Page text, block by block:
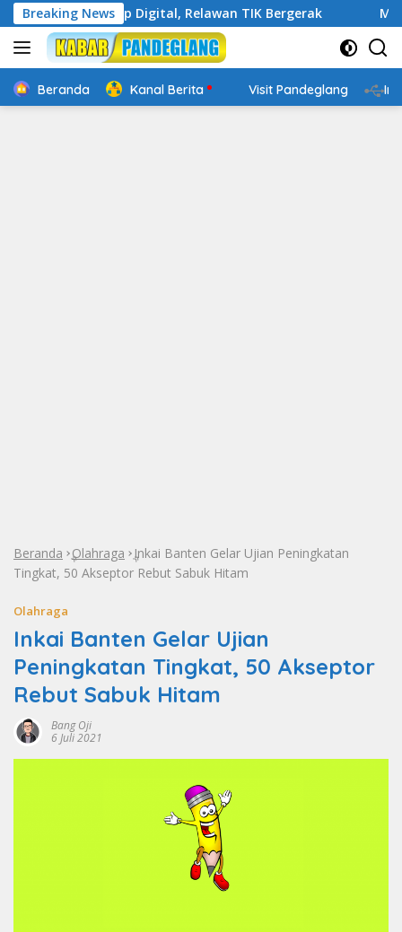
Langsung
ke
konten
Breaking News
Cakap Digital, Relawan TIK Bergerak Mengenal
Beranda Kanal Berita Visit Pandeglang
Beranda »Olahraga »Inkai Banten Gelar Ujian Peningkatan
Tingkat, 50 Akseptor Rebut Sabuk Hitam
Olahraga
Inkai Banten Gelar Ujian
Peningkatan Tingkat, 50 Akseptor
Rebut Sabuk Hitam
Bang Oji
6 Juli 2021